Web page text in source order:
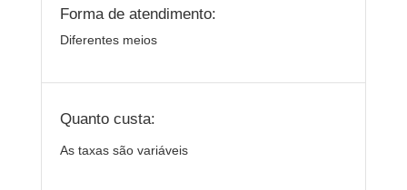
Forma de atendimento:
Diferentes meios
Quanto custa:
As taxas são variáveis